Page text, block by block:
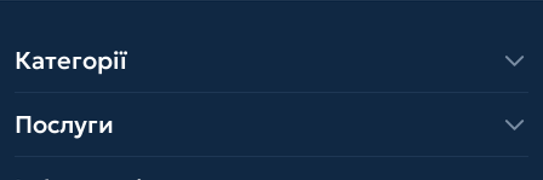
Категорії
Послуги